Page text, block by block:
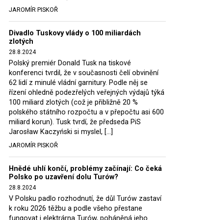
JAROMÍR PISKOŘ
Divadlo Tuskovy vlády o 100 miliardách
zlotých
28.8.2024
Polský premiér Donald Tusk na tiskové
konferenci tvrdil, že v současnosti čelí obvinění
62 lidí z minulé vládní garnitury. Podle něj se
řízení ohledně podezřelých veřejných výdajů týká
100 miliard zlotých (což je přibližně 20 %
polského státního rozpočtu a v přepočtu asi 600
miliard korun). Tusk tvrdí, že předseda PiS
Jarosław Kaczyński si myslel, […]
JAROMÍR PISKOŘ
Hnědé uhlí končí, problémy začínají: Co čeká
Polsko po uzavření dolu Turów?
28.8.2024
V Polsku padlo rozhodnutí, že důl Turów zastaví
k roku 2026 těžbu a podle všeho přestane
fungovat i elektrárna Turów, poháněná jeho